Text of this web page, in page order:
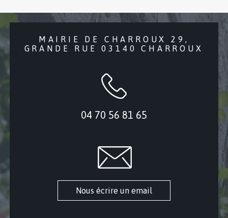
MAIRIE DE CHARROUX 29,
GRANDE RUE 03140 CHARROUX
04 70 56 81 65
Nous écrire un email